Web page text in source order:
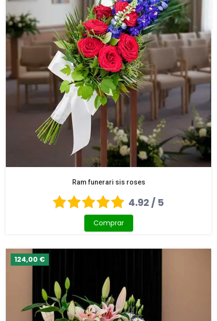
Ram funerari sis roses
4.92 / 5
Comprar
124,00 €